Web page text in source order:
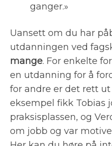
ganger.»
Uansett om du har
utdanningen ved
mange. For enkelte
en utdanning for å
for andre er det rett
eksempel fikk Tobias
praksisplassen, og
om jobb og var